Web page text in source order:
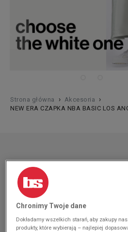
Strona główna › Akcesoria ›
NEW ERA CZAPKA NBA BASIC LOS
Chronimy Twoje dane
Dokładamy wszelkich starań, aby zakupy
produkty, które wybierają – najlepiej